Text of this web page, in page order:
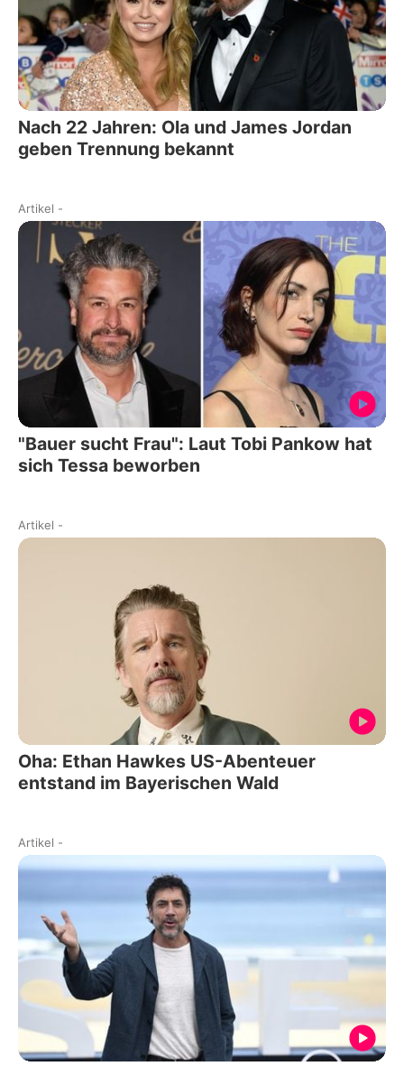
Nach 22 Jahren: Ola und James Jordan
geben Trennung bekannt
Artikel -
"Bauer sucht Frau": Laut Tobi Pankow hat
sich Tessa beworben
Artikel -
Oha: Ethan Hawkes US-Abenteuer
entstand im Bayerischen Wald
Artikel -